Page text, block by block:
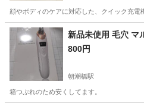
顔やボディのケアに対応した、クイック充
大阪 富田林市 富田林西口駅
新品未使用 毛穴 マ
800円
朝潮橋駅
箱つぶれのため安くしてます。